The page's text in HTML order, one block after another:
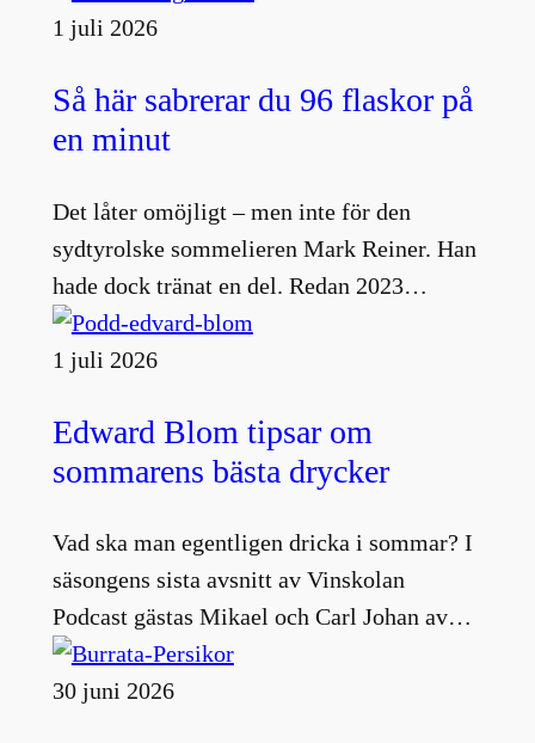
1 juli 2026
Så här sabrerar du 96 flaskor på
en minut
Det låter omöjligt – men inte för den
sydtyrolske sommelieren Mark Reiner. Han
hade dock tränat en del. Redan 2023…
1 juli 2026
Edward Blom tipsar om
sommarens bästa drycker
Vad ska man egentligen dricka i sommar? I
säsongens sista avsnitt av Vinskolan
Podcast gästas Mikael och Carl Johan av…
30 juni 2026